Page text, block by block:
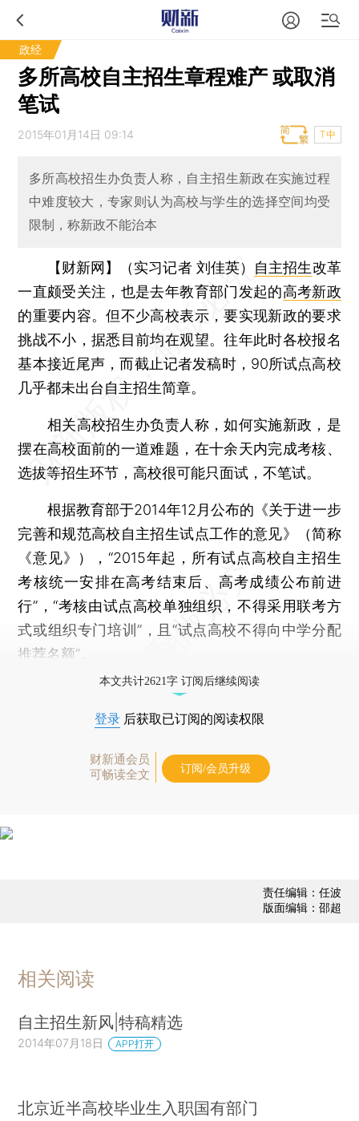
政经
多所高校自主招生章程难产 或取消
笔试
2015年01月14日 09:14 T中
多所高校招生办负责人称，自主招生新政在实施过程
中难度较大，专家则认为高校与学生的选择空间均受
限制，称新政不能治本
【财新网】（实习记者 刘佳英） 自主招生改革
一直颇受关注，也是去年教育部门发起的高考新政
的重要内容。但不少高校表示，要实现新政的要求
挑战不小，据悉目前均在观望。往年此时各校报名
基本接近尾声，而截止记者发稿时，90所试点高校
几乎都未出台自主招生简章。
相关高校招生办负责人称，如何实施新政，是
摆在高校面前的一道难题，在十余天内完成考核、
选拔等招生环节，高校很可能只面试，不笔试。
根据教育部于2014年12月公布的《关于进一步
完善和规范高校自主招生试点工作的意见》（简称
《意见》），“2015年起，所有试点高校自主招生
考核统一安排在高考结束后、高考成绩公布前进
行”，“考核由试点高校单独组织，不得采用联考方
式或组织专门培训”，且“试点高校不得向中学分配
推荐名额”。
本文共计2621字 订阅后继续阅读
登录 后获取已订阅的阅读权限
财新通会员
可畅读全文
订阅/会员升级
责任编辑：任波
版面编辑：邵超
相关阅读
自主招生新风|特稿精选
2014年07月18日 APP打开
北京近半高校毕业生入职国有部门